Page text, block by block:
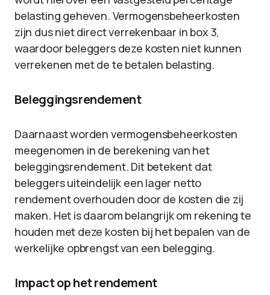
belasting geheven. Vermogensbeheerkosten
zijn dus niet direct verrekenbaar in box 3,
waardoor beleggers deze kosten niet kunnen
verrekenen met de te betalen belasting.
Beleggingsrendement
Daarnaast worden vermogensbeheerkosten
meegenomen in de berekening van het
beleggingsrendement. Dit betekent dat
beleggers uiteindelijk een lager netto
rendement overhouden door de kosten die zij
maken. Het is daarom belangrijk om rekening te
houden met deze kosten bij het bepalen van de
werkelijke opbrengst van een belegging.
Impact op het rendement